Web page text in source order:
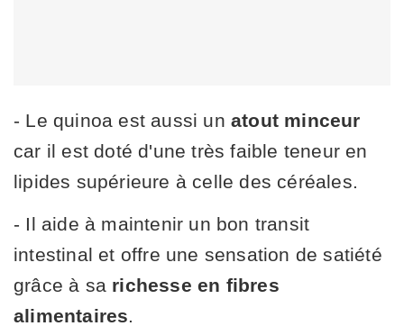
- Le quinoa est aussi un atout minceur
car il est doté d'une très faible teneur en
lipides supérieure à celle des céréales.
- Il aide à maintenir un bon transit
intestinal et offre une sensation de satiété
grâce à sa richesse en fibres
alimentaires